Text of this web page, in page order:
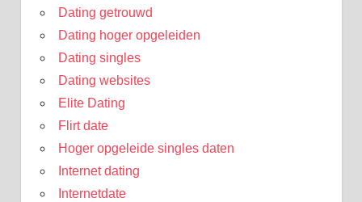
Dating getrouwd
Dating hoger opgeleiden
Dating singles
Dating websites
Elite Dating
Flirt date
Hoger opgeleide singles daten
Internet dating
Internetdate